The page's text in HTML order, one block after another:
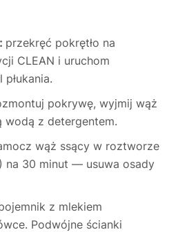
przekręć pokrętło na
CLEAN i uruchom
pokrywę, wyjmij wąż
wodą z detergentem.
wąż ssący w roztworze
na 30 minut — usuwa osady
z mlekiem
Podwójne ścianki